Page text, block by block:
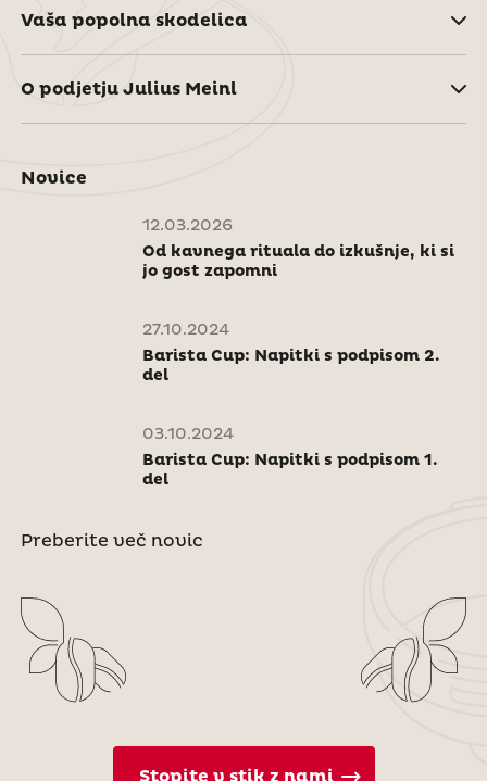
Vaša popolna skodelica
O podjetju Julius Meinl
Novice
12.03.2026
Od kavnega rituala do izkušnje, ki si
jo gost zapomni
27.10.2024
Barista Cup: Napitki s podpisom 2.
del
03.10.2024
Barista Cup: Napitki s podpisom 1.
del
Preberite več novic
Stopite v stik z nami